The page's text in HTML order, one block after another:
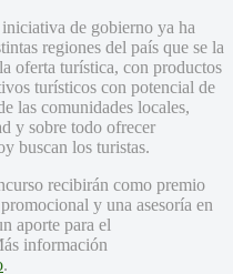
de gobierno ya ha
regiones del país que se la
oferta turística, con productos
turísticos con potencial de
las comunidades locales,
y sobre todo ofrecer
buscan los turistas.
recibirán como premio
y una asesoría en
aporte para el
información
.